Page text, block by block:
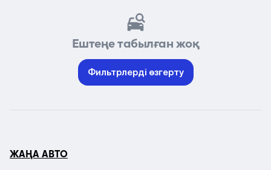
Ештеңе табылған жоқ
Фильтрлерді өзгерту
ЖАҢА АВТО